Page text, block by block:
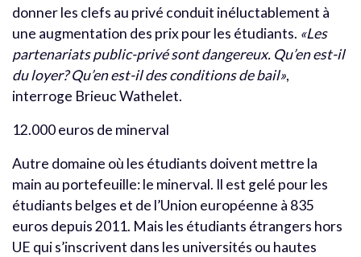
donner les clefs au privé conduit inéluctablement à
une augmentation des prix pour les étudiants. «Les
partenariats public-privé sont dangereux. Qu’en est-il
du loyer? Qu’en est-il des conditions de bail»,
interroge Brieuc Wathelet.
12.000 euros de minerval
Autre domaine où les étudiants doivent mettre la
main au portefeuille: le minerval. Il est gelé pour les
étudiants belges et de l’Union européenne à 835
euros depuis 2011. Mais les étudiants étrangers hors
UE qui s’inscrivent dans les universités ou hautes